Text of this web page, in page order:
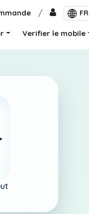
/ FR
Verifier le mobile